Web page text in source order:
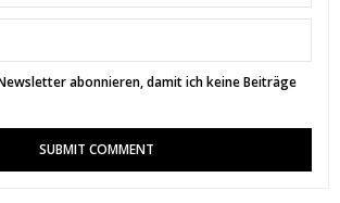
abonnieren, damit ich keine Beiträge